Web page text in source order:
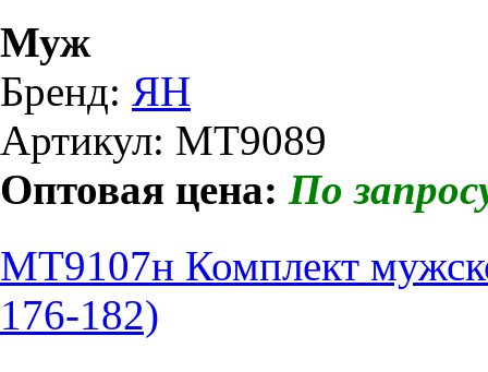
Муж
Бренд: ЯН
Артикул: МТ9089
Оптовая цена: По
МТ9107н Комплект
176-182)